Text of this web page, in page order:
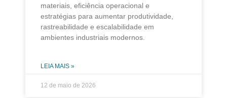
materiais, eficiência operacional e
estratégias para aumentar produtividade,
rastreabilidade e escalabilidade em
ambientes industriais modernos.
LEIA MAIS »
12 de maio de 2026